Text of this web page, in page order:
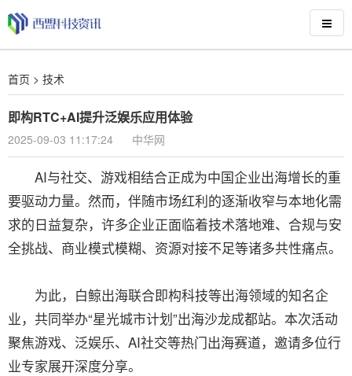
首页 > 技术
即构RTC+AI提升泛娱乐应用体验
2025-09-03 11:17:24 中华网
AI与社交、游戏相结合正成为中国企业出海增长的重
要驱动力量。然而，伴随市场红利的逐渐收窄与本地化需
求的日益复杂，许多企业正面临着技术落地难、合规与安
全挑战、商业模式模糊、资源对接不足等诸多共性痛点。
为此，白鲸出海联合即构科技等出海领域的知名企
业，共同举办“星光城市计划”出海沙龙成都站。本次活动
聚焦游戏、泛娱乐、AI社交等热门出海赛道，邀请多位行
业专家展开深度分享。